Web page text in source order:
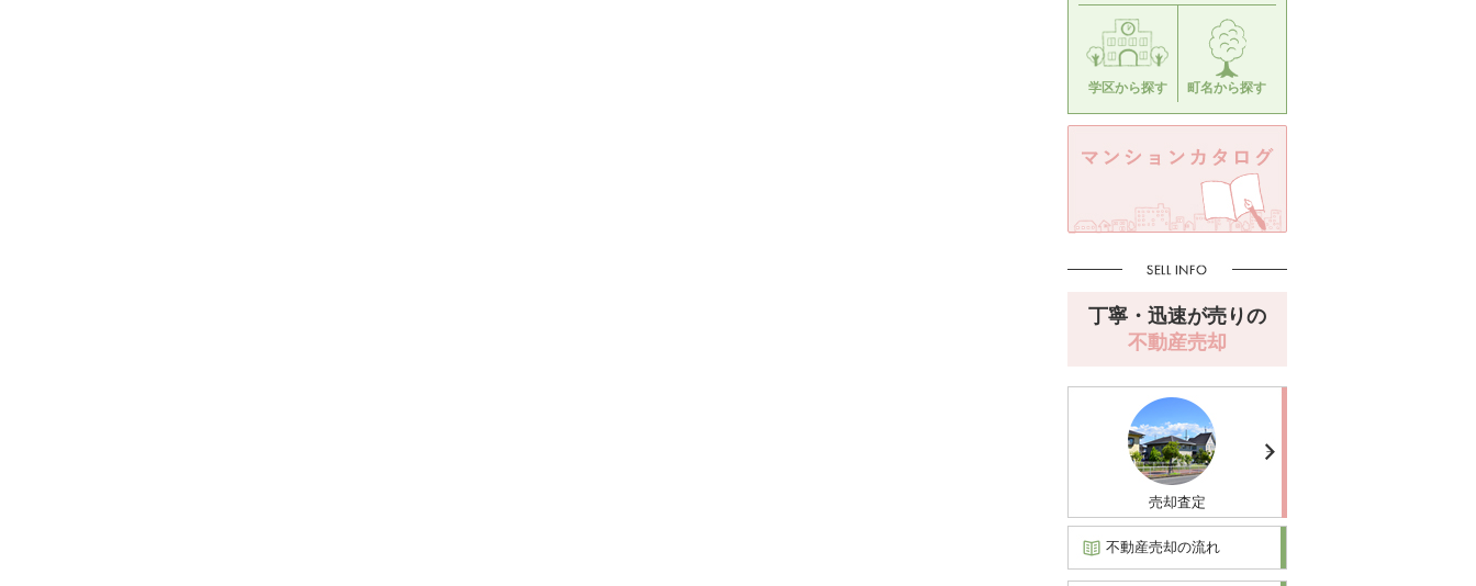
学区から探す 町名から探す
丁寧・迅速が売りの
不動産売却
売却査定
不動産売却の流れ